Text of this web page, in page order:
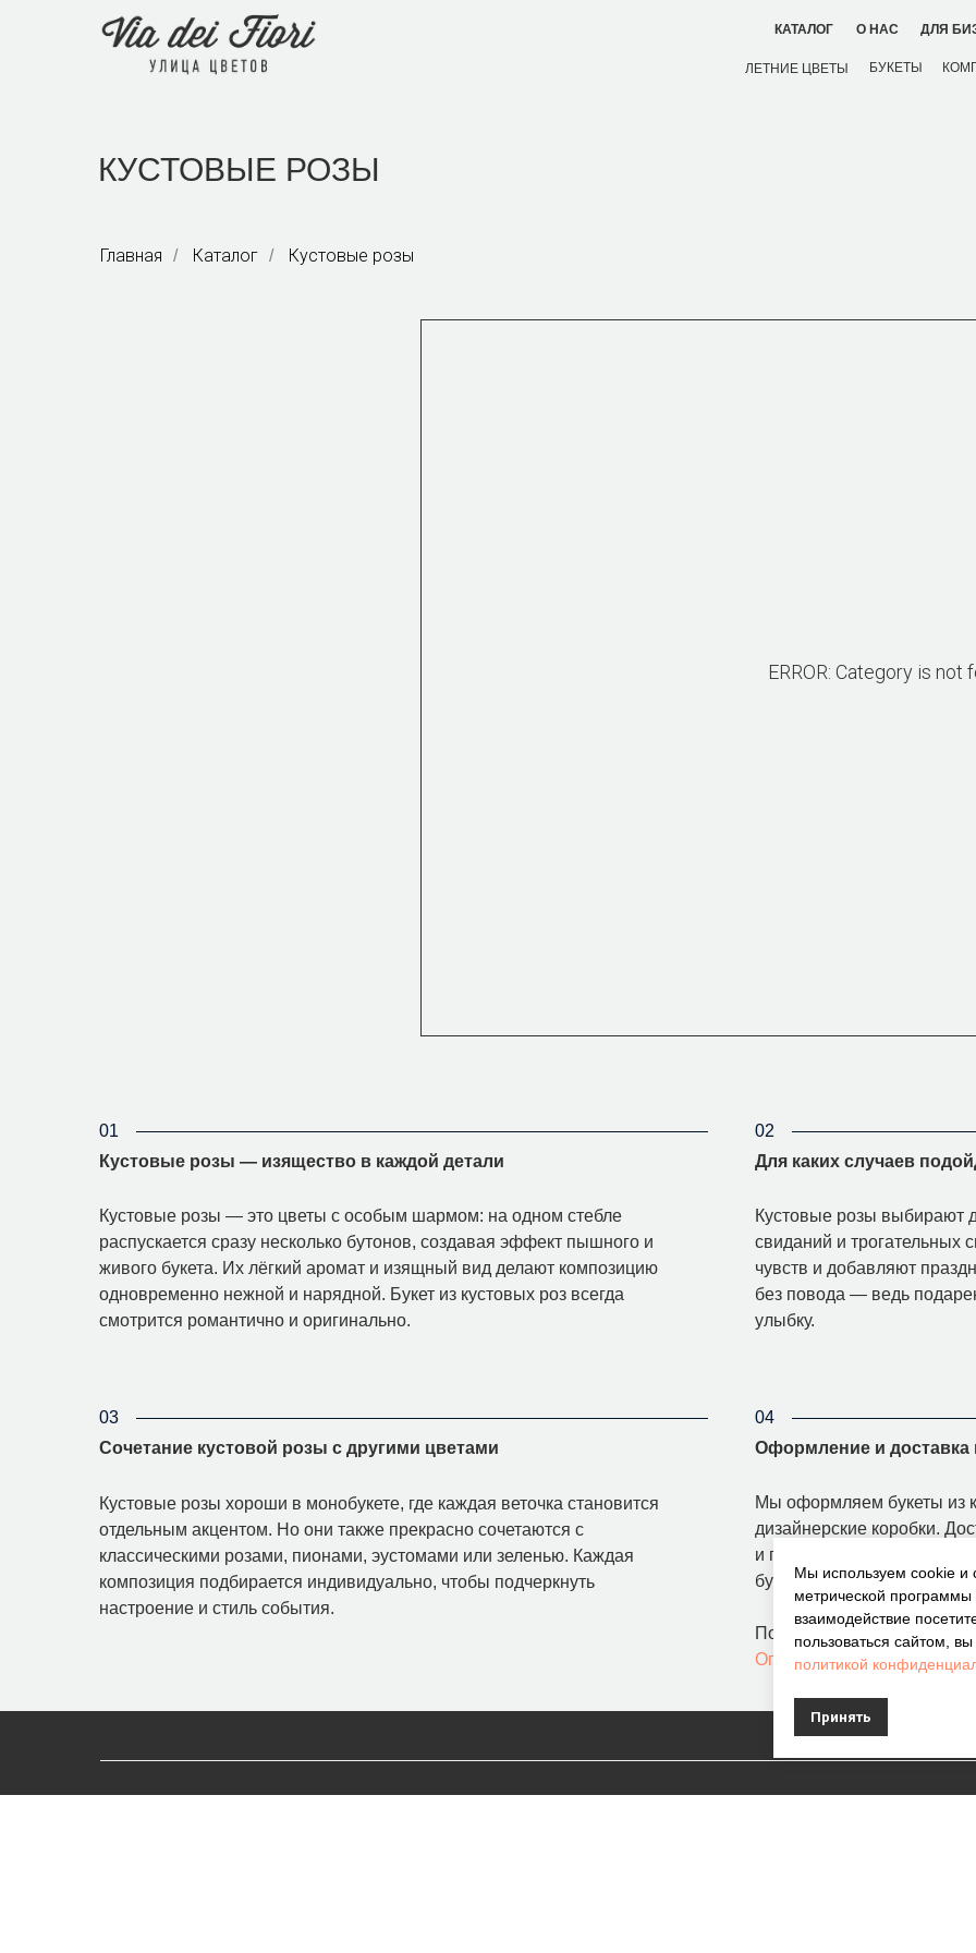
О НАС
КАТАЛОГ ДЛЯ
БУКЕТЫ
ЛЕТНИЕ ЦВЕТЫ
КУСТОВЫЕ РОЗЫ
Главная / Каталог / Кустовые розы
ERROR: Category is not
Мы оформляем букеты из
дизайнерские коробки.
и пригородам, а заказы
букет из кустовых роз
Подробнее о способах
Оплата и доставка
Оформление и доставка
04
Кустовые розы хороши в монобукете, где каждая веточка становится
отдельным акцентом. Но они также прекрасно сочетаются с
классическими розами, пионами, эустомами или зеленью. Каждая
композиция подбирается индивидуально, чтобы подчеркнуть
настроение и стиль события.
Сочетание кустовой розы с другими цветами
03
Кустовые розы выбирают
свиданий и трогательных
чувств и добавляют
без повода — ведь
улыбку.
Для каких случаев
02
Кустовые розы — это цветы с особым шармом: на одном стебле
распускается сразу несколько бутонов, создавая эффект пышного и
живого букета. Их лёгкий аромат и изящный вид делают композицию
одновременно нежной и нарядной. Букет из кустовых роз всегда
смотрится романтично и оригинально.
Кустовые розы — изящество в каждой детали
01
Мы используем cookie и
метрической программы
взаимодействие
пользоваться сайтом,
политикой
Принять